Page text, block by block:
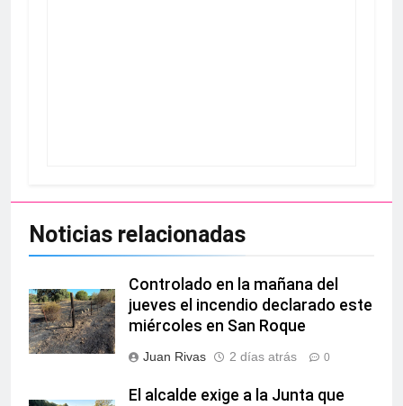
Noticias relacionadas
Controlado en la mañana del
jueves el incendio declarado este
miércoles en San Roque
Juan Rivas 2 días atrás 0
El alcalde exige a la Junta que